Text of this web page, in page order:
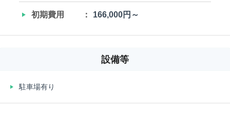
‣ 初期費用 166,000円～
設備等
‣ 駐車場有り